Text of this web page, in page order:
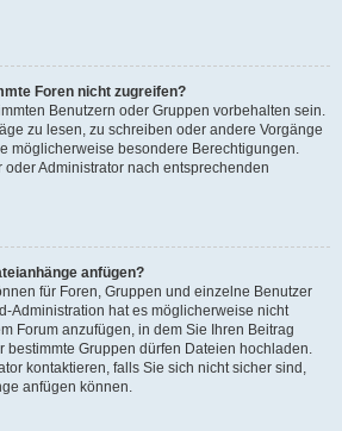
Foren nicht zugreifen?
Benutzern oder Gruppen vorbehalten sein.
zu lesen, zu schreiben oder andere Vorgänge
möglicherweise besondere Berechtigungen.
Administrator nach entsprechenden
anfügen?
für Foren, Gruppen und einzelne Benutzer
Administration hat es möglicherweise nicht
Forum anzufügen, in dem Sie Ihren Beitrag
bestimmte Gruppen dürfen Dateien hochladen.
kontaktieren, falls Sie sich nicht sicher sind,
anfügen können.